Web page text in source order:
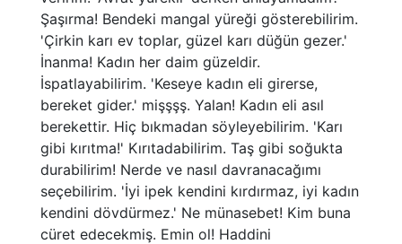
Şaşırma! Bendeki mangal yüreği gösterebilirim.
'Çirkin karı ev toplar, güzel karı düğün gezer.'
İnanma! Kadın her daim güzeldir.
İspatlayabilirim. 'Keseye kadın eli girerse,
bereket gider.' mişşşş. Yalan! Kadın eli asıl
berekettir. Hiç bıkmadan söyleyebilirim. 'Karı
gibi kırıtma!' Kırıtadabilirim. Taş gibi soğukta
durabilirim! Nerde ve nasıl davranacağımı
seçebilirim. 'İyi ipek kendini kırdırmaz, iyi kadın
kendini dövdürmez.' Ne münasebet! Kim buna
cüret edecekmiş. Emin ol! Haddini